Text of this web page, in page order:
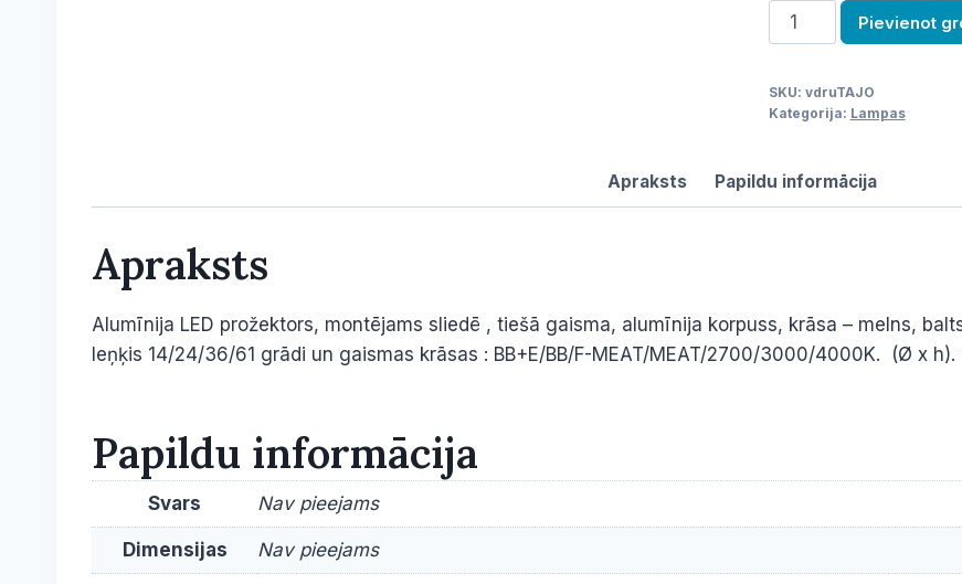
Prožektors
sliedei
90mm
daudzums
Pievienot
SKU: vdruTAJO
Kategorija: Lampas
Apraksts Papildu informācija
Apraksts
Alumīnija LED prožektors, montējams sliedē , tiešā gaisma, alumīnija korpuss, krāsa – melns,
leņķis 14/24/36/61 grādi un gaismas krāsas : BB+E/BB/F-MEAT/MEAT/2700/3000/4000K. (Ø x h).
Papildu informācija
Svars Nav pieejams
Dimensijas Nav pieejams